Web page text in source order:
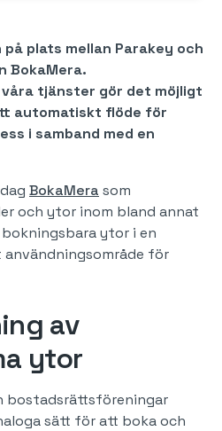
plats mellan Parakey och
BokaMera.
våra tjänster gör det möjligt
automatiskt flöde för
i samband med en
BokaMera som
och ytor inom bland annat
ytor i en
för
av
ytor
bostadsrättsföreningar
sätt för att boka och